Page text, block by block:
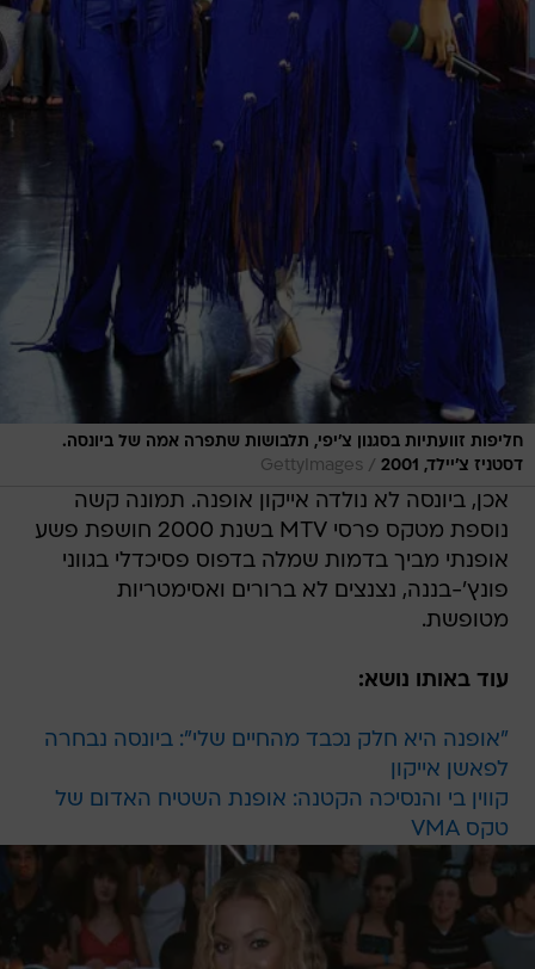
חליפות זוועתיות בסגנון צ'יפי, תלבושות שתפרה אמה של ביונסה.
דסטניז צ'יילד, 2001
/
GettyImages
אכן, ביונסה לא נולדה אייקון אופנה. תמונה קשה
נוספת מטקס פרסי MTV בשנת 2000 חושפת פשע
אופנתי מביך בדמות שמלה בדפוס פסיכדלי בגווני
פונץ'-בננה, נצנצים לא ברורים ואסימטריות
מטופשת.
עוד באותו נושא:
"אופנה היא חלק נכבד מהחיים שלי": ביונסה נבחרה
לפאשן אייקון
קווין בי והנסיכה הקטנה: אופנת השטיח האדום של
טקס VMA